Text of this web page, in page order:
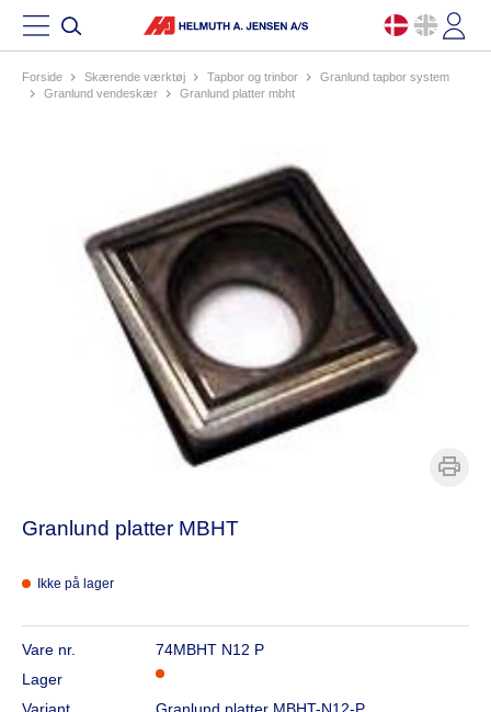
Forside skærende værktøj tapbor og trinbor
granlund tapbor system
granlund vendeskær
granlund platter mbht
Granlund platter MBHT
Ikke på lager
Vare nr.
74MBHT N12 P
Lager
Variant
Granlund platter MBHT-N12-P